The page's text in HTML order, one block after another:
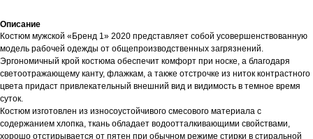
Описание
Костюм мужской «Бренд 1» 2020 представляет собой усовершенствованную
модель рабочей одежды от общепроизводственных загрязнений.
Эргономичный крой костюма обеспечит комфорт при носке, а благодаря
светоотражающему канту, флажкам, а также отстрочке из ниток контрастного
цвета придаст привлекательный внешний вид и видимость в темное время
суток.
Костюм изготовлен из износоустойчивого смесового материала с
содержанием хлопка, ткань обладает водоотталкивающими свойствами,
хорошо отстирывается от пятен при обычном режиме стирки в стиральной